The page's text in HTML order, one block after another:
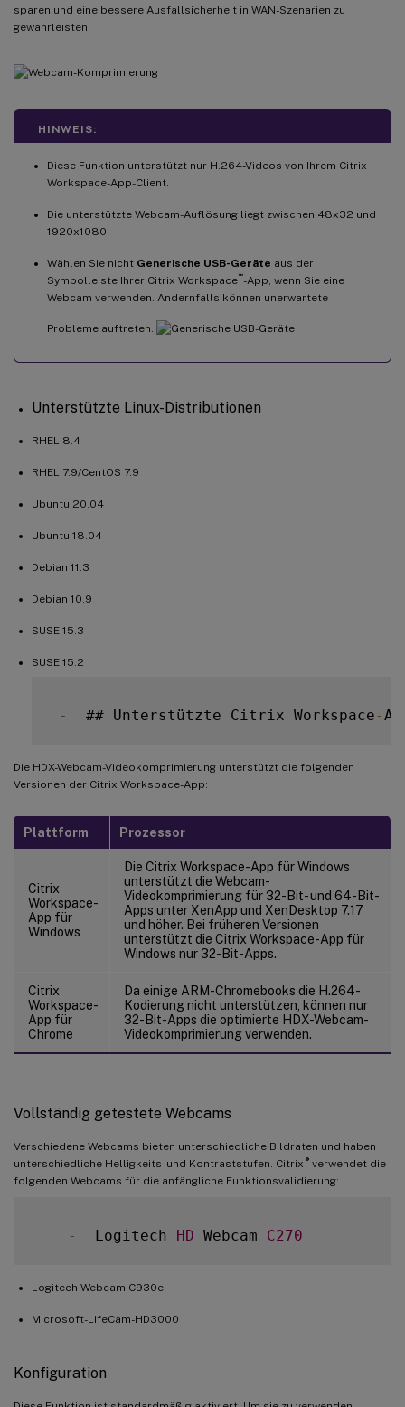
sparen und eine bessere Ausfallsicherheit in WAN-Szenarien zu
gewährleisten.
HINWEIS:
Diese Funktion unterstützt nur H.264-Videos von Ihrem Citrix
Workspace-App-Client.
Die unterstützte Webcam-Auflösung liegt zwischen 48x32 und
1920x1080.
Wählen Sie nicht Generische USB-Geräte aus der
Symbolleiste Ihrer Citrix Workspace™-App, wenn Sie eine
Webcam verwenden. Andernfalls können unerwartete
Probleme auftreten.
Unterstützte Linux-Distributionen
RHEL 8.4
RHEL 7.9/CentOS 7.9
Ubuntu 20.04
Ubuntu 18.04
Debian 11.3
Debian 10.9
SUSE 15.3
SUSE 15.2
-
  ## Unterstützte Citrix Workspace
-
Die HDX-Webcam-Videokomprimierung unterstützt die folgenden
Versionen der Citrix Workspace-App:
Plattform Prozessor
Citrix
Workspace-
App für
Windows
Die Citrix Workspace-App für Windows
unterstützt die Webcam-
Videokomprimierung für 32-Bit- und 64-Bit-
Apps unter XenApp und XenDesktop 7.17
und höher. Bei früheren Versionen
unterstützt die Citrix Workspace-App für
Windows nur 32-Bit-Apps.
Citrix
Workspace-
App für
Chrome
Da einige ARM-Chromebooks die H.264-
Kodierung nicht unterstützen, können nur
32-Bit-Apps die optimierte HDX-Webcam-
Videokomprimierung verwenden.
Vollständig getestete Webcams
Verschiedene Webcams bieten unterschiedliche Bildraten und haben
unterschiedliche Helligkeits- und Kontraststufen. Citrix ®verwendet die
folgenden Webcams für die anfängliche Funktionsvalidierung:
-
  Logitech
HD Webcam C270
Logitech Webcam C930e
Microsoft-LifeCam-HD3000
Konfiguration